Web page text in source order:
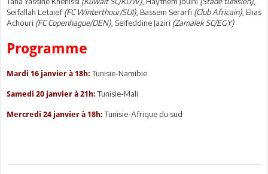
Seifallah Letaief(FC Winterthour/SUI), Bassem Serarfi (Club Africain), Elias
Achouri (FC Copenhague/DEN), Seifeddine Jaziri (Zamalek SC/EGY)
Programme
Mardi 16 janvier à 18h: Tunisie-Namibie
Samedi 20 janvier à 21h: Tunisie-Mali
Mercredi 24 janvier à 18h: Tunisie-Afrique du sud